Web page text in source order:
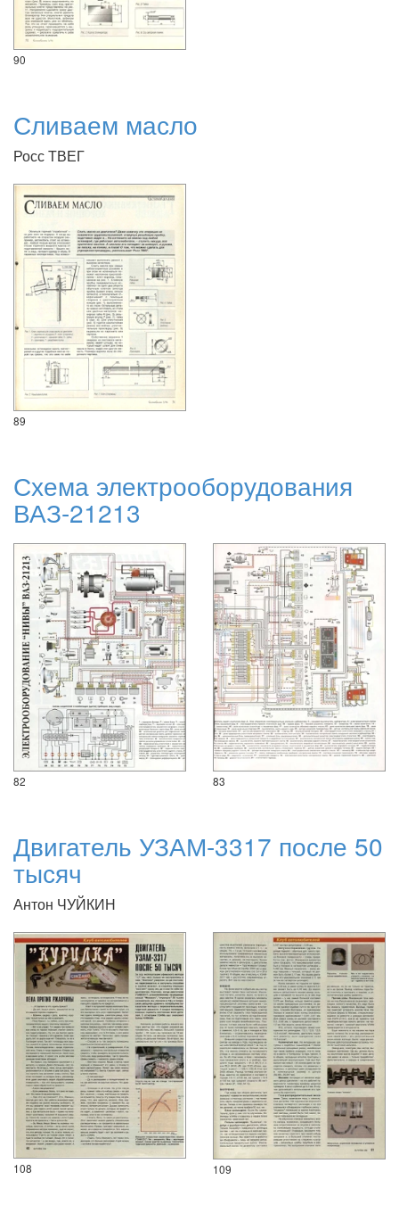
90
Сливаем масло
Росс ТВЕГ
89
Схема электрооборудования
ВАЗ-21213
82 83
Двигатель УЗАМ-3317 после 50
тысяч
Антон ЧУЙКИН
108 109